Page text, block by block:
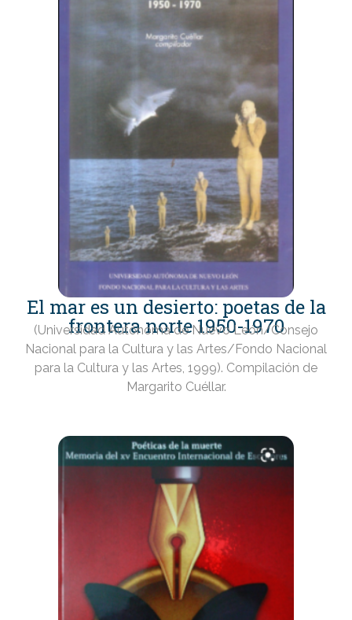
El mar es un desierto: poetas de la
frontera norte 1950-1970
(Universidad Autónoma de Nuevo León/Consejo
Nacional para la Cultura y las Artes/Fondo Nacional
para la Cultura y las Artes, 1999). Compilación de
Margarito Cuéllar.